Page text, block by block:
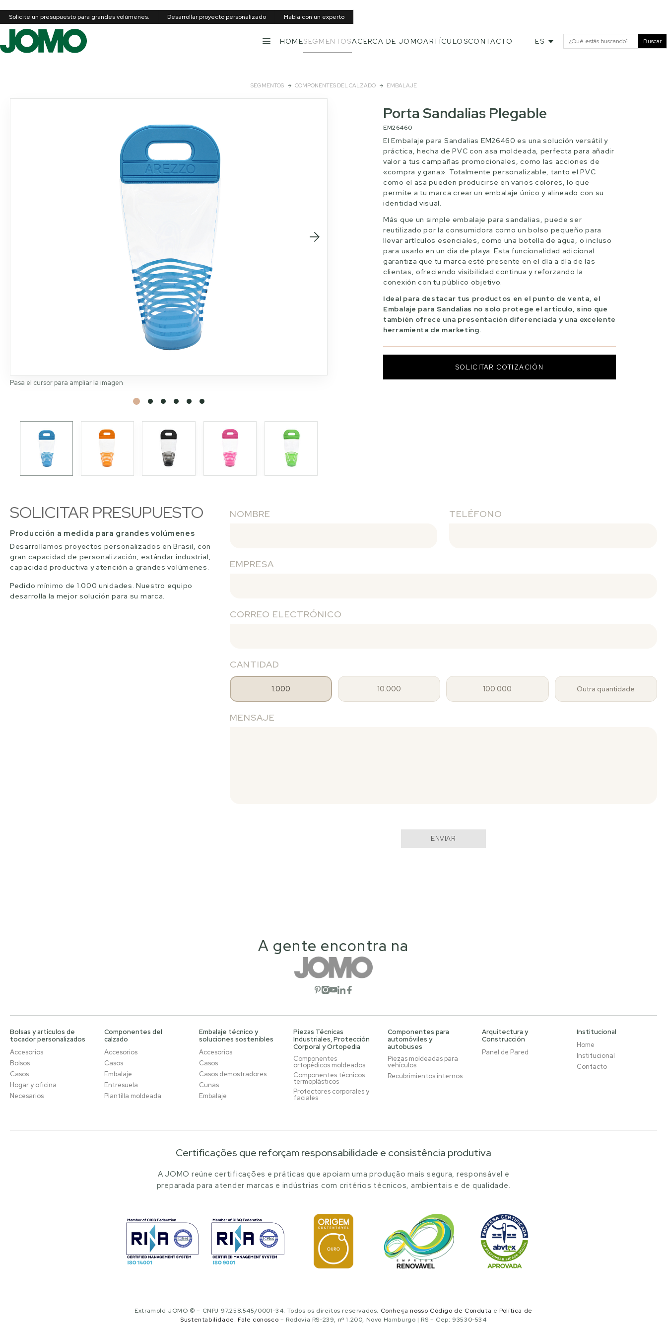
Solicite un presupuesto para grandes volúmenes. Desarrollar proyecto personalizado Habla con un experto
MENÚHOMESEGMENTOSACERCA DE JOMOARTÍCULOSCONTACTO ES Buscar
SEGMENTOS COMPONENTES DEL CALZADO EMBALAJE
Pasa el cursor para ampliar la imagen
Porta Sandalias Plegable
EM26460
El Embalaje para Sandalias EM26460 es una solución versátil y
práctica, hecha de PVC con asa moldeada, perfecta para añadir
valor a tus campañas promocionales, como las acciones de
«compra y gana». Totalmente personalizable, tanto el PVC
como el asa pueden producirse en varios colores, lo que
permite a tu marca crear un embalaje único y alineado con su
identidad visual.
Más que un simple embalaje para sandalias, puede ser
reutilizado por la consumidora como un bolso pequeño para
llevar artículos esenciales, como una botella de agua, o incluso
para usarlo en un día de playa. Esta funcionalidad adicional
garantiza que tu marca esté presente en el día a día de las
clientas, ofreciendo visibilidad continua y reforzando la
conexión con tu público objetivo.
Ideal para destacar tus productos en el punto de venta, el
Embalaje para Sandalias no solo protege el artículo, sino que
también ofrece una presentación diferenciada y una excelente
herramienta de marketing.
SOLICITAR COTIZACIÓN
SOLICITAR PRESUPUESTO
Producción a medida para grandes volúmenes
Desarrollamos proyectos personalizados en Brasil, con
gran capacidad de personalización, estándar industrial,
capacidad productiva y atención a grandes volúmenes.
Pedido mínimo de 1.000 unidades. Nuestro equipo
desarrolla la mejor solución para su marca.
NOMBRE TELÉFONO
EMPRESA
CORREO ELECTRÓNICO
CANTIDAD
1.000 10.000 100.000 Outra quantidade
MENSAJE
ENVIAR
A gente encontra na
Abrir red social
Abrir red social
Abrir red social
Abrir red social
Abrir red social
Bolsas y artículos de
tocador personalizados
Accesorios
Bolsos
Casos
Hogar y oficina
Necesarios
Componentes del
calzado
Accesorios
Casos
Embalaje
Entresuela
Plantilla moldeada
Embalaje técnico y
soluciones sostenibles
Accesorios
Casos
Casos demostradores
Cunas
Embalaje
Piezas Técnicas
Industriales, Protección
Corporal y Ortopedia
Componentes
ortopédicos moldeados
Componentes técnicos
termoplásticos
Protectores corporales y
faciales
Componentes para
automóviles y
autobuses
Piezas moldeadas para
vehículos
Recubrimientos internos
Arquitectura y
Construcción
Panel de Pared
Institucional
Home
Institucional
Contacto
Certificações que reforçam responsabilidade e consistência produtiva
A JOMO reúne certificações e práticas que apoiam uma produção mais segura, responsável e
preparada para atender marcas e indústrias com critérios técnicos, ambientais e de qualidade.
Extramold JOMO © – CNPJ 97.258.545/0001-34. Todos os direitos reservados. Conheça nosso Código de Conduta e Política de
Sustentabilidade. Fale conosco – Rodovia RS-239, nº 1.200, Novo Hamburgo | RS – Cep: 93530-534